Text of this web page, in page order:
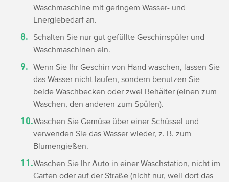
Waschmaschine mit geringem Wasser- und
Energiebedarf an.
Schalten Sie nur gut gefüllte Geschirrspüler und
Waschmaschinen ein.
Wenn Sie Ihr Geschirr von Hand waschen, lassen Sie
das Wasser nicht laufen, sondern benutzen Sie
beide Waschbecken oder zwei Behälter (einen zum
Waschen, den anderen zum Spülen).
Waschen Sie Gemüse über einer Schüssel und
verwenden Sie das Wasser wieder, z. B. zum
Blumengießen.
Waschen Sie Ihr Auto in einer Waschstation, nicht im
Garten oder auf der Straße (nicht nur, weil dort das